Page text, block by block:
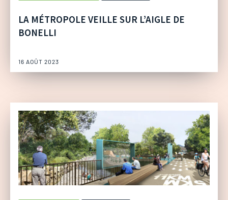
LA MÉTROPOLE VEILLE SUR L’AIGLE DE
BONELLI
16 AOÛT 2023